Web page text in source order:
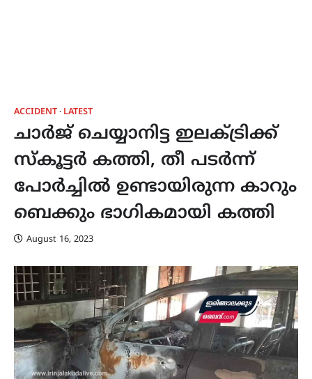
ACCIDENT LATEST
ചാർജ് ചെയ്യാനിട്ട ഇലക്ട്രിക്ക്
സ്കൂട്ടർ കത്തി, തീ പടർന്ന്
പോർച്ചിൽ ഉണ്ടായിരുന്ന കാറും
ബെക്കും ഭാഗികമായി കത്തി
August 16, 2023